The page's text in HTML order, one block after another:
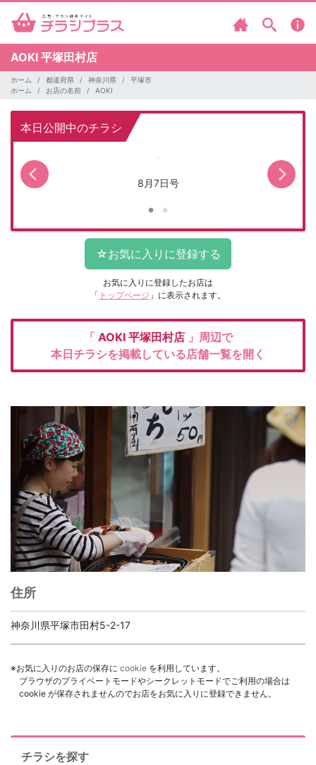
AOKI 平塚田村店
ホーム 都道府県 神奈川県
平塚市
ホーム
お店の名前 AOKI
本日公開中のチラシ
8月7日号
お気に入りに登録したお店は
「 トップページ 」に表示されます。
「 AOKI 平塚田村店 」周辺で
本日チラシを掲載している店舗一覧を開く
住所
神奈川県平塚市田村5-2-17
※お気に入りのお店の保存に cookie を利用しています。
ブラウザのプライベートモードやシークレットモードでご利用の場合は
cookie が保存されませんのでお店をお気に入りに登録できません。
チラシを探す